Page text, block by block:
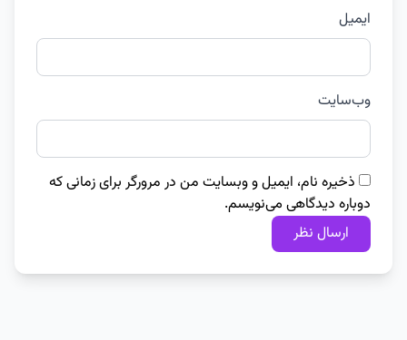
ایمیل
وب‌سایت
ذخیره نام، ایمیل و وبسایت من در مرورگر برای زمانی که
دوباره دیدگاهی می‌نویسم.